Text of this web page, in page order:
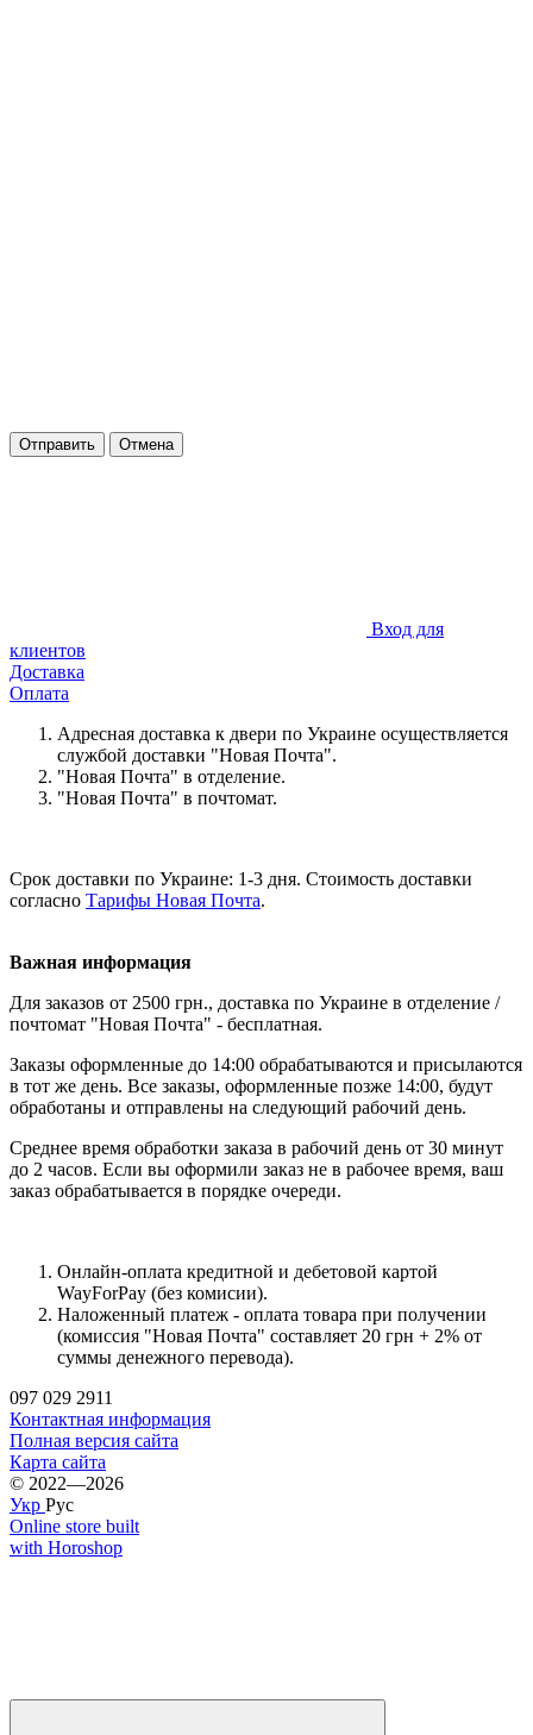
Отправить Отмена
Вход для
клиентов
Доставка
Оплата
Адресная доставка к двери по Украине осуществляется
службой доставки "Новая Почта".
"Новая Почта" в отделение.
"Новая Почта" в почтомат.
Срок доставки по Украине: 1-3 дня. Стоимость доставки
согласно Тарифы Новая Почта.
Важная информация
Для заказов от 2500 грн., доставка по Украине в отделение /
почтомат "Новая Почта" - бесплатная.
Заказы оформленные до 14:00 обрабатываются и присылаются
в тот же день. Все заказы, оформленные позже 14:00, будут
обработаны и отправлены на следующий рабочий день.
Среднее время обработки заказа в рабочий день от 30 минут
до 2 часов. Если вы оформили заказ не в рабочее время, ваш
заказ обрабатывается в порядке очереди.
Онлайн-оплата кредитной и дебетовой картой
WayForPay (без комисии).
Наложенный платеж - оплата товара при получении
(комиссия "Новая Почта" составляет 20 грн + 2% от
суммы денежного перевода).
097 029 2911
Контактная информация
Полная версия сайта
Карта сайта
© 2022—2026
Укр Рус
Online store built
with Horoshop